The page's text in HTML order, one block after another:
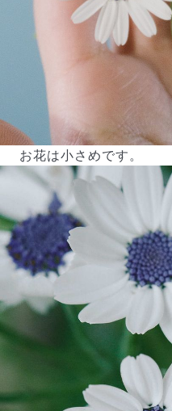
よくある質問
Q. 毎月自動でお花が届く
いいえ、毎月自動でお届け
きな時に好きな花をご注文い
Q. 配送できないエリアは
ただいま沖縄・離島エリア
ん。ご了承ください。
Q. 配送日時は指定できま
お花をベストなタイミング
指定はできません。受け取
マトのアプリから変更可能で
Q. 注文後にキャンセルで
ご注文後一定時間内であれ
お花は小さめです。